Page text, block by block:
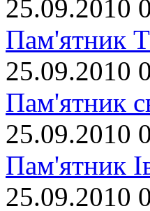
25.09.2010
Пам'ятник
25.09.2010
Пам'ятник
25.09.2010
Пам'ятник
25.09.2010